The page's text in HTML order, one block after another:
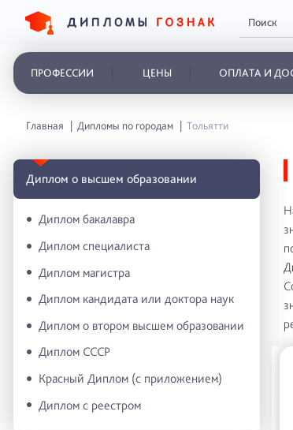
ПРОФЕССИИ ЦЕНЫ ОПЛАТА И
Главная Дипломы по городам Тольятти
Диплом о высшем образовании
Диплом бакалавра
Диплом специалиста
Диплом магистра
Диплом кандидата или доктора наук
Диплом о втором высшем образовании
Диплом СССР
Красный Диплом (с приложением)
Диплом с реестром